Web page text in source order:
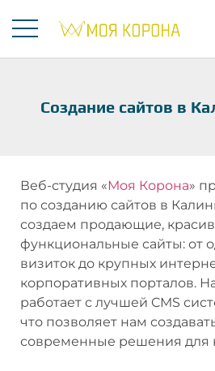
Создание сайтов в
Веб-студия «Моя Корона»
по созданию сайтов в
создаем продающие,
функциональные сайты: от
визиток до крупных
корпоративных порталов.
работает с лучшей CMS
что позволяет нам
современные решения для